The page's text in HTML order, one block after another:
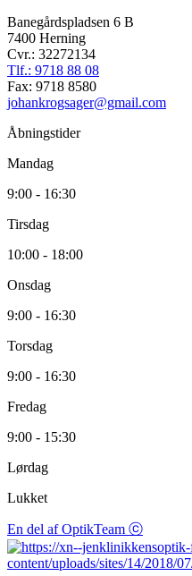
Banegårdspladsen 6 B
7400 Herning
Cvr.: 32272134
Tlf.: 9718 88 08
Fax: 9718 8580
johankrogsager@gmail.com
Åbningstider
Mandag
9:00 - 16:30
Tirsdag
10:00 - 18:00
Onsdag
9:00 - 16:30
Torsdag
9:00 - 16:30
Fredag
9:00 - 15:30
Lørdag
Lukket
En del af OptikTeam ⓒ